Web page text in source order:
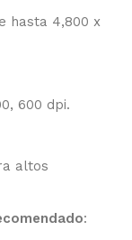
hasta 4,800 x
600 dpi.
altos
: